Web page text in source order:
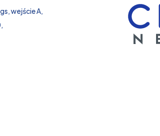
wejście A,